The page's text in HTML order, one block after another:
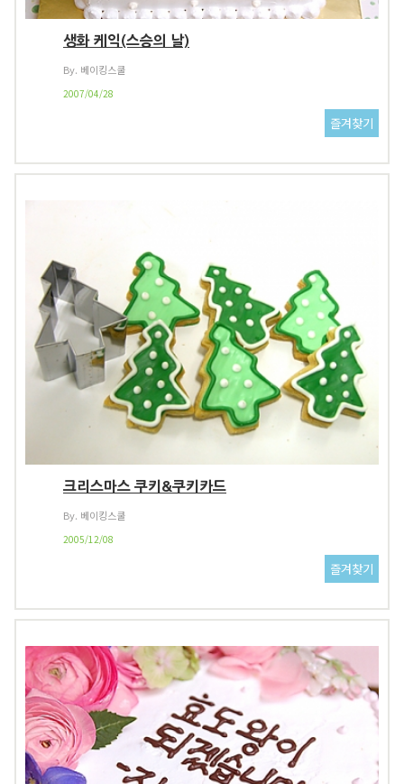
생화 케익(스승의 날)
By. 베이킹스쿨
2007/04/28
크리스마스 쿠키&쿠키카드
By. 베이킹스쿨
2005/12/08